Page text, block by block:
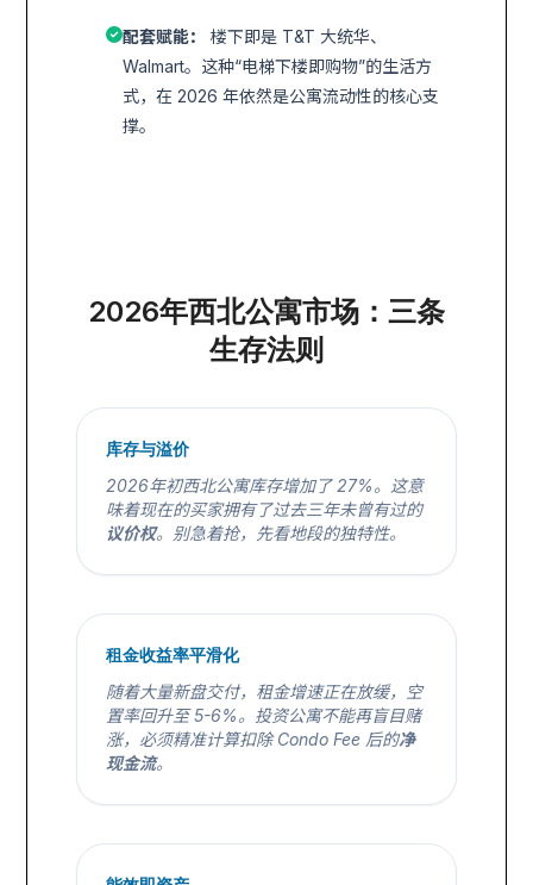
配套赋能：
楼下即是 T&T 大统华、
Walmart。这种“电梯下楼即购物”的生活方
式，在 2026 年依然是公寓流动性的核心支
撑。
2026年西北公寓市场：三条
生存法则
库存与溢价
2026年初西北公寓库存增加了 27%。这意
味着现在的买家拥有了过去三年未曾有过的
议价权。别急着抢，先看地段的独特性。
租金收益率平滑化
随着大量新盘交付，租金增速正在放缓，空
置率回升至 5-6%。投资公寓不能再盲目赌
涨，必须精准计算扣除 Condo Fee 后的净
现金流。